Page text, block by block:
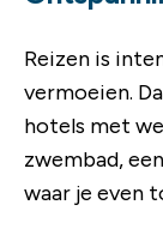
Reizen is
vermoeien.
hotels met
zwembad,
waar je even